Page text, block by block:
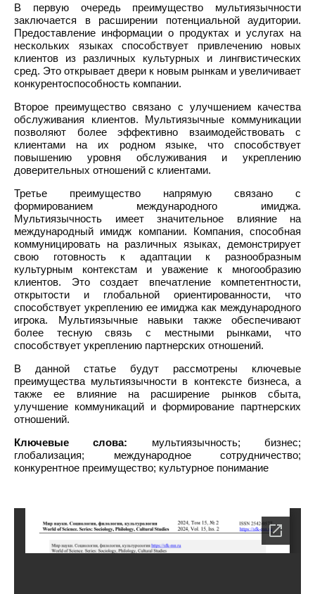
В первую очередь преимущество мультиязычности
заключается в расширении потенциальной аудитории.
Предоставление информации о продуктах и услугах на
нескольких языках способствует привлечению новых
клиентов из различных культурных и лингвистических
сред. Это открывает двери к новым рынкам и увеличивает
конкурентоспособность компании.
Второе преимущество связано с улучшением качества
обслуживания клиентов. Мультиязычные коммуникации
позволяют более эффективно взаимодействовать с
клиентами на их родном языке, что способствует
повышению уровня обслуживания и укреплению
доверительных отношений с клиентами.
Третье преимущество напрямую связано с
формированием международного имиджа.
Мультиязычность имеет значительное влияние на
международный имидж компании. Компания, способная
коммуницировать на различных языках, демонстрирует
свою готовность к адаптации к разнообразным
культурным контекстам и уважение к многообразию
клиентов. Это создает впечатление компетентности,
открытости и глобальной ориентированности, что
способствует укреплению ее имиджа как международного
игрока. Мультиязычные навыки также обеспечивают
более тесную связь с местными рынками, что
способствует укреплению партнерских отношений.
В данной статье будут рассмотрены ключевые
преимущества мультиязычности в контексте бизнеса, а
также ее влияние на расширение рынков сбыта,
улучшение коммуникаций и формирование партнерских
отношений.
Ключевые слова: мультиязычность; бизнес;
глобализация; международное сотрудничество;
конкурентное преимущество; культурное понимание